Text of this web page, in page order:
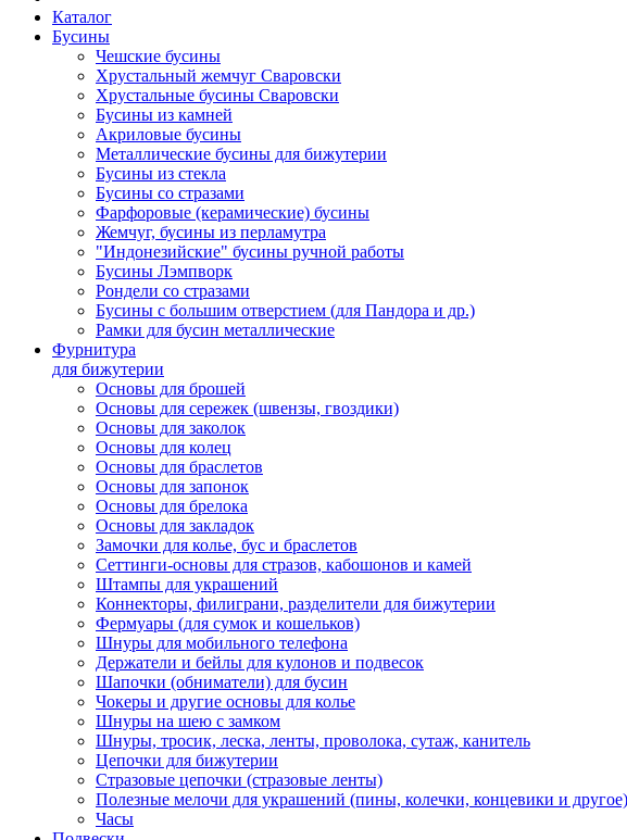
Каталог
Бусины
Чешские бусины
Хрустальный жемчуг Сваровски
Хрустальные бусины Сваровски
Бусины из камней
Акриловые бусины
Металлические бусины для бижутерии
Бусины из стекла
Бусины со стразами
Фарфоровые (керамические) бусины
Жемчуг, бусины из перламутра
"Индонезийские" бусины ручной работы
Бусины Лэмпворк
Рондели со стразами
Бусины с большим отверстием (для Пандора и др.)
Рамки для бусин металлические
Фурнитура
для бижутерии
Основы для брошей
Основы для сережек (швензы, гвоздики)
Основы для заколок
Основы для колец
Основы для браслетов
Основы для запонок
Основы для брелока
Основы для закладок
Замочки для колье, бус и браслетов
Сеттинги-основы для стразов, кабошонов и камей
Штампы для украшений
Коннекторы, филиграни, разделители для бижутерии
Фермуары (для сумок и кошельков)
Шнуры для мобильного телефона
Держатели и бейлы для кулонов и подвесок
Шапочки (обниматели) для бусин
Чокеры и другие основы для колье
Шнуры на шею с замком
Шнуры, тросик, леска, ленты, проволока, сутаж, канитель
Цепочки для бижутерии
Стразовые цепочки (стразовые ленты)
Полезные мелочи для украшений (пины, колечки, концевики и другое)
Часы